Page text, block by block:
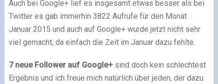
Auch bei Google+ lief es insgesamt etwas besser als bei
Twitter es gab immerhin 3822 Aufrufe für den Monat
Januar 2015 und auch auf Google+ wurde jetzt nicht sehr
viel gemacht, da einfach die Zeit im Januar dazu fehlte.
7 neue Follower auf Google+sind doch kein schlechtest
Ergebnis und ich freue mich natürlich über jeden, der dazu